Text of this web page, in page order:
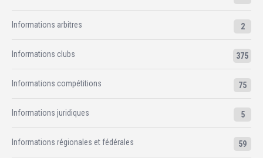
Informations arbitres 2
Informations clubs 375
Informations compétitions 75
Informations juridiques 5
Informations régionales et fédérales 59